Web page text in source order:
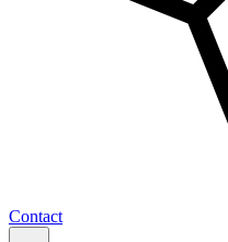
Contact